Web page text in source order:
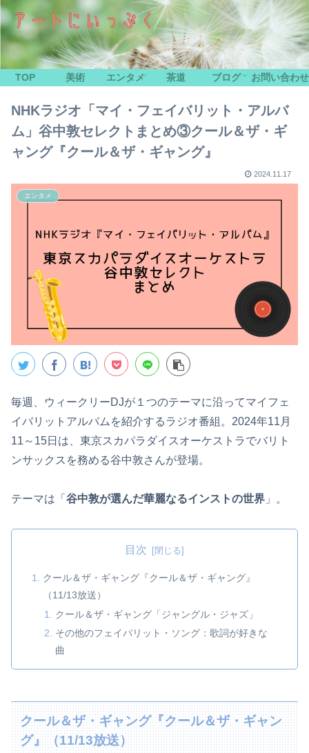
TOP 美術 エンタメ 茶道 ブログ お問い合わせ
NHKラジオ「マイ・フェイバリット・アルバ
ム」谷中敦セレクトまとめ③クール＆ザ・ギ
ャング『クール＆ザ・ギャング』
2024.11.17
エンタメ
毎週、ウィークリーDJが１つのテーマに沿ってマイフェ
イバリットアルバムを紹介するラジオ番組。2024年11月
11～15日は、東京スカパラダイスオーケストラでバリト
ンサックスを務める谷中敦さんが登場。
テーマは「 谷中敦が選んだ華麗なるインストの世界 」。
目次
クール＆ザ・ギャング『クール＆ザ・ギャング』
（11/13放送）
クール＆ザ・ギャング「ジャングル・ジャズ」
その他のフェイバリット・ソング：歌詞が好きな
曲
クール＆ザ・ギャング『クール＆ザ・ギャン
グ』（11/13放送）